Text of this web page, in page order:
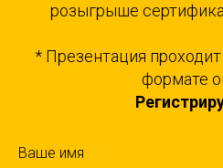
розыгрыше
* Презентация
формате
Ваше имя